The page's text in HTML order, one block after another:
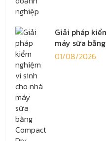
Giải pháp
máy sữa
01/08/2026